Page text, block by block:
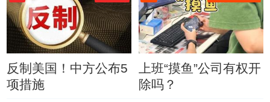
反制美国！中方公布5
项措施
上班“摸鱼”公司有权开
除吗？